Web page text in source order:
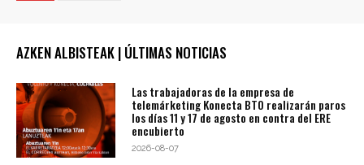
AZKEN ALBISTEAK | ÚLTIMAS NOTICIAS
Las trabajadoras de la empresa de
telemárketing Konecta BTO realizarán paros
los días 11 y 17 de agosto en contra del ERE
encubierto
2026-08-07